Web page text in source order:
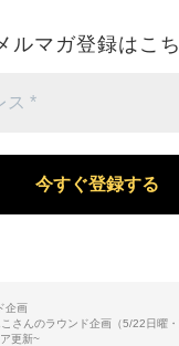
ルマガ登録はこ
企画
こさんのラウンド企画（5/22日曜
更新~